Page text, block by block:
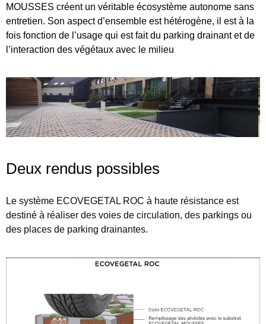
MOUSSES créent un véritable écosystème autonome sans
entretien. Son aspect d’ensemble est hétérogène, il est à la
fois fonction de l’usage qui est fait du parking drainant et de
l’interaction des végétaux avec le milieu
Deux rendus possibles
Le système ECOVEGETAL ROC à haute résistance est
destiné à réaliser des voies de circulation, des parkings ou
des places de parking drainantes.